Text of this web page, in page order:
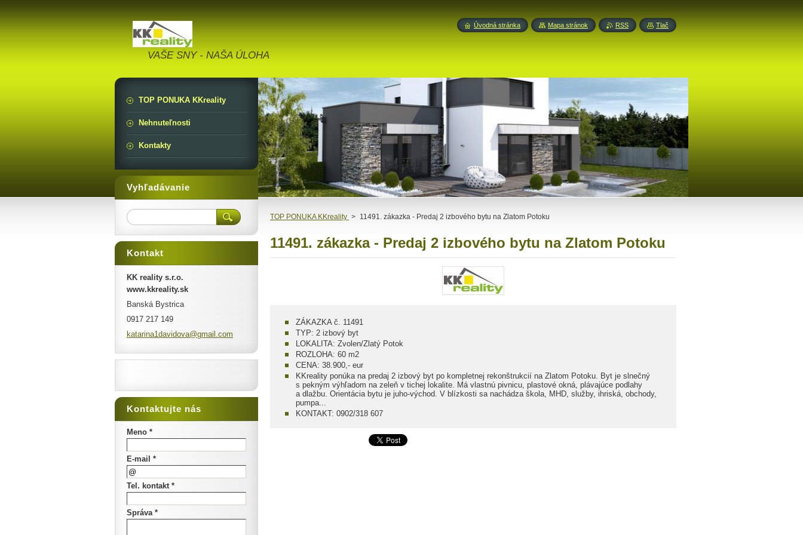
VAŠE SNY - NAŠA ÚLOHA
TOP PONUKA KKreality > 11491. zákazka - Predaj 2 izbového bytu na Zlatom Potoku
11491. zákazka - Predaj 2 izbového bytu na Zlatom Potoku
ZÁKAZKA č. 11491
TYP: 2 izbový byt
LOKALITA: Zvolen/Zlatý Potok
ROZLOHA: 60 m2
CENA: 38.900,- eur
KKreality ponúka na predaj 2 izbový byt po kompletnej rekonštrukcií na Zlatom Potoku. Byt je slnečný
s pekným výhľadom na zeleň v tichej lokalite. Má vlastnú pivnicu, plastové okná, plávajúce podlahy
a dlažbu. Orientácia bytu je juho-východ. V blízkosti sa nachádza škola, MHD, služby, ihriská, obchody,
pumpa...
KONTAKT: 0902/318 607
TOP PONUKA KKreality
Nehnuteľnosti
Kontakty
Vyhľadávanie
Kontakt
KK reality s.r.o.
www.kkreality.sk
Banská Bystrica
0917 217 149
katarina1davidova@gmail.com
Kontaktujte nás
Meno *
E-mail *
Tel. kontakt *
Správa *
Úvodná stránka Mapa stránok RSS Tlač